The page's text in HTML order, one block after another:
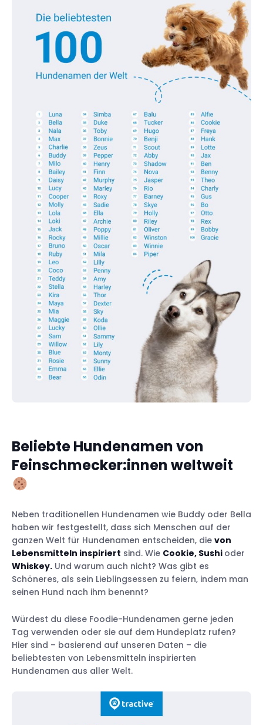
Beliebte Hundenamen von
Feinschmecker:innen weltweit
Neben traditionellen Hundenamen wie Buddy oder Bella
haben wir festgestellt, dass sich Menschen auf der
ganzen Welt für Hundenamen entscheiden, die von
Lebensmitteln inspiriert sind. Wie Cookie, Sushi oder
Whiskey. Und warum auch nicht? Was gibt es
Schöneres, als sein Lieblingsessen zu feiern, indem man
seinen Hund nach ihm benennt?
Würdest du diese Foodie-Hundenamen gerne jeden
Tag verwenden oder sie auf dem Hundeplatz rufen?
Hier sind – basierend auf unseren Daten – die
beliebtesten von Lebensmitteln inspirierten
Hundenamen aus aller Welt.